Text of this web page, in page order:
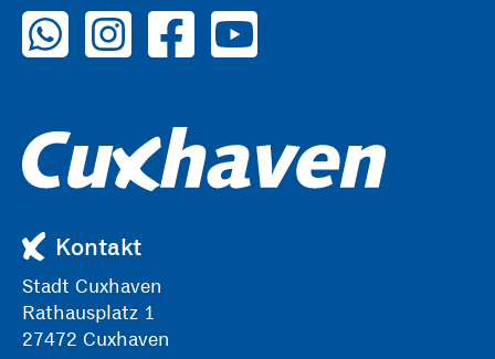
zu WhatsAppzu Instagramzu Facebook
zu YouTube
Kontakt
Stadt Cuxhaven
Rathausplatz 1
27472 Cuxhaven